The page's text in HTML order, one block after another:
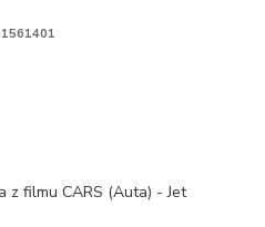
z filmu CARS (Auta) - Jet